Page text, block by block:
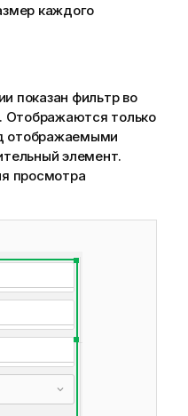
каждого
показан фильтр во
Отображаются только
отображаемыми
элемент.
просмотра